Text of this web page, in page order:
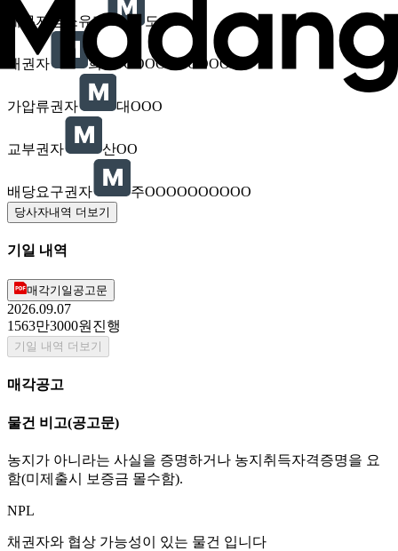
채무자겸소유자 도OO
채권자 희OOOOOOOOOOOOO
가압류권자 대OOO
교부권자 산OO
배당요구권자 주OOOOOOOOOO
당사자내역 더보기
기일 내역
매각기일공고문
2026.09.07
1563만3000원 진행
기일 내역 더보기
매각공고
물건 비고(공고문)
농지가 아니라는 사실을 증명하거나 농지취득자격증명을 요
함(미제출시 보증금 몰수함).
NPL
채권자와 협상 가능성이 있는 물건 입니다